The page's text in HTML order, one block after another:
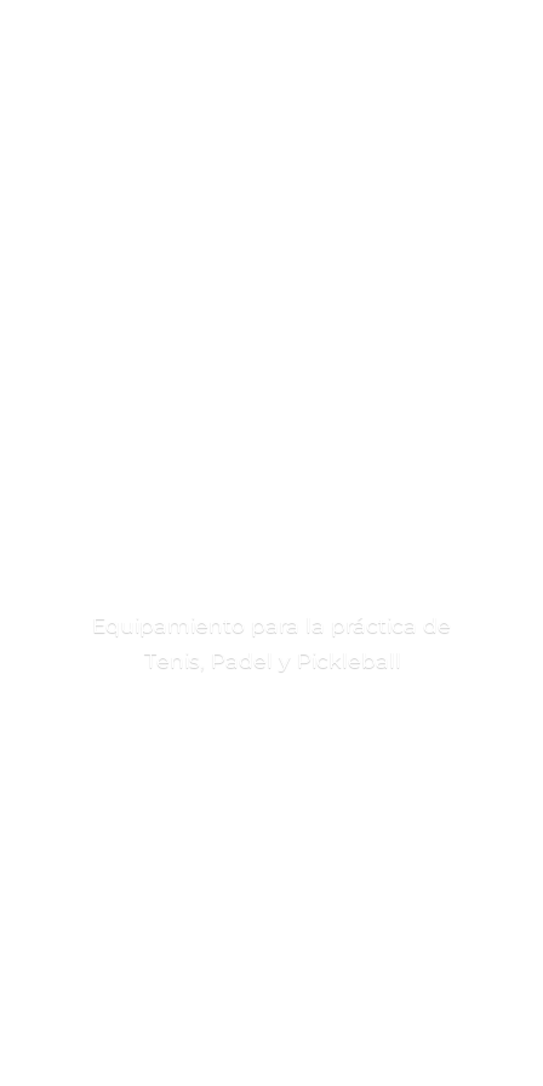
Equipamiento para la práctica de
Tenis, Padel
y Pickleball